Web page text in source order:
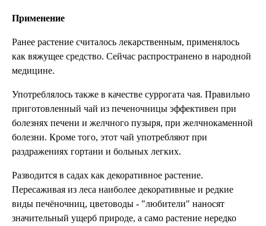
Применение
Ранее растение считалось лекарственным, применялось
как вяжущее средство. Сейчас распространено в народной
медицине.
Употреблялось также в качестве суррогата чая. Правильно
приготовленный чай из печеночницы эффективен при
болезнях печени и желчного пузыря, при желчнокаменной
болезни. Кроме того, этот чай употребляют при
раздражениях гортани и больных легких.
Разводится в садах как декоративное растение.
Пересаживая из леса наиболее декоративные и редкие
виды печёночниц, цветоводы - "любители" наносят
значительный ущерб природе, а само растение нередко